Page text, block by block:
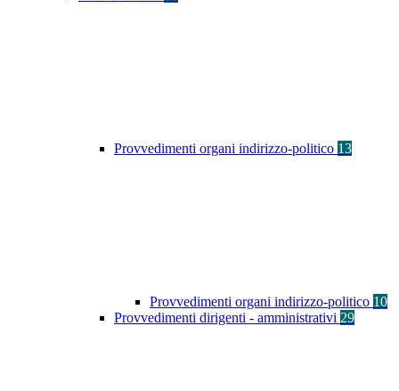
Provvedimenti organi indirizzo-politico 13
Provvedimenti organi indirizzo-politico 10
Provvedimenti dirigenti - amministrativi 29